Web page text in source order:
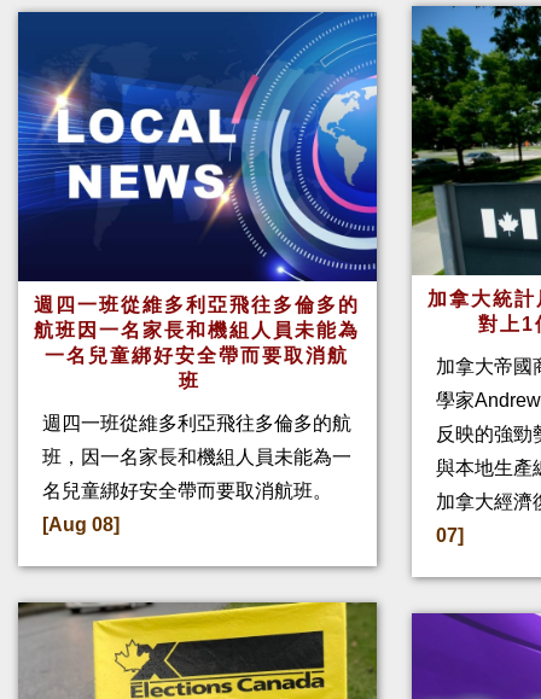
週四一班從維多利亞飛往多倫多的
航班因一名家長和機組人員未能為
一名兒童綁好安全帶而要取消航
班
週四一班從維多利亞飛往多倫多的航
班，因一名家長和機組人員未能為一
名兒童綁好安全帶而要取消航班。
[Aug 08]
加拿大統
對上
加拿大帝國
學家
反映的強勁
與本地生產
加拿大經濟
07]